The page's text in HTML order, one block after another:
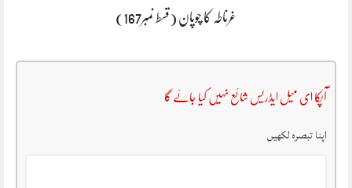
غرناطہ کا چوپان (قسط نمبر167)
آپکا ای میل ایڈریس شائع نہیں کیا جائے گا
اپنا تبصرہ لکھیں